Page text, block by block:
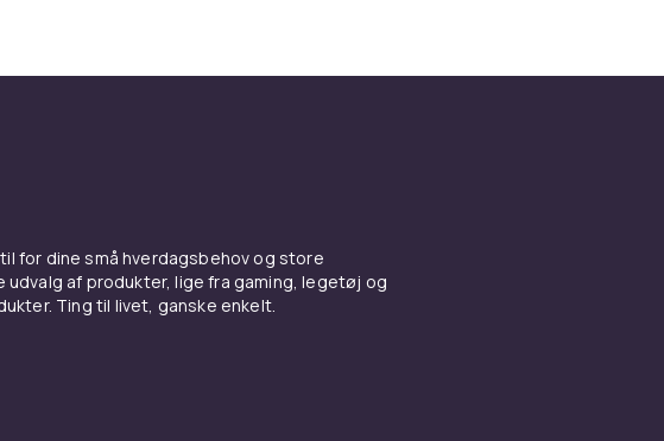
for dine små hverdagsbehov og store
af produkter, lige fra gaming, legetøj og
Ting til livet, ganske enkelt.